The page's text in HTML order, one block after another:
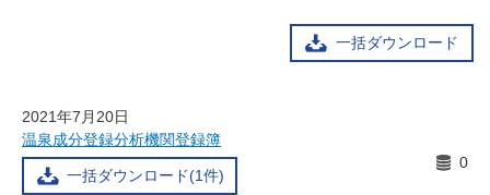
一括ダウンロード
2021年7月20日
温泉成分登録分析機関登録簿
一括ダウンロード(1件)
0